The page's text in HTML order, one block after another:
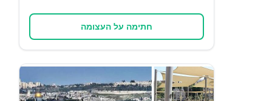
חתימה על העצומה